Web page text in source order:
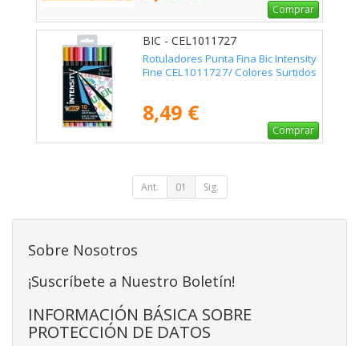
Comprar
BIC - CEL1011727
Rotuladores Punta Fina Bic Intensity
Fine CEL1011727/ Colores Surtidos
8,49 €
Comprar
Ant. 01 Sig.
Sobre Nosotros
¡Suscríbete a Nuestro Boletín!
INFORMACIÓN BÁSICA SOBRE
PROTECCIÓN DE DATOS